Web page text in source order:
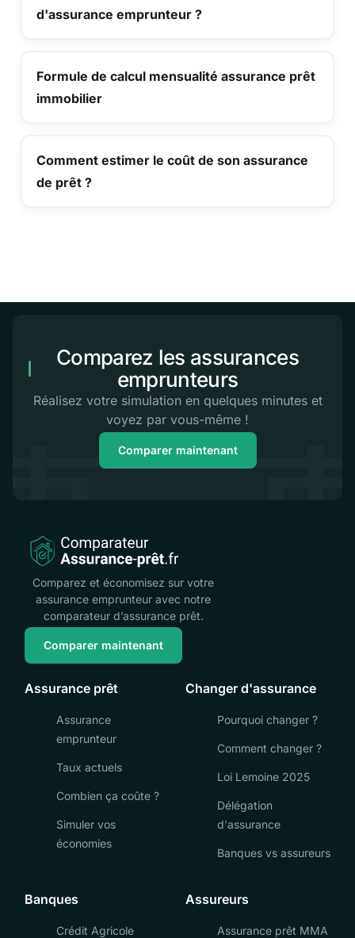
d'assurance emprunteur ?
Formule de calcul mensualité assurance prêt
immobilier
Comment estimer le coût de son assurance
de prêt ?
Comparez les assurances
emprunteurs
Réalisez votre simulation en quelques minutes et
voyez par vous-même !
Comparer maintenant
Comparez et économisez sur votre
assurance emprunteur avec notre
comparateur d’assurance prêt.
Comparer maintenant
Assurance prêt
Assurance
emprunteur
Taux actuels
Combien ça coûte ?
Simuler vos
économies
Changer d'assurance
Pourquoi changer ?
Comment changer ?
Loi Lemoine 2025
Délégation
d'assurance
Banques vs assureurs
Banques
Crédit Agricole
Assureurs
Assurance prêt MMA